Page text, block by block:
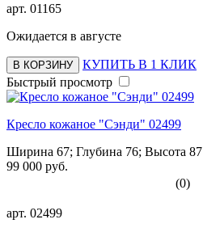
арт. 01165
Ожидается в августе
В КОРЗИНУ
КУПИТЬ В 1 КЛИК
Быстрый просмотр
Кресло кожаное "Сэнди" 02499
Ширина 67; Глубина 76; Высота 87
99 000 руб.
(0)
арт. 02499